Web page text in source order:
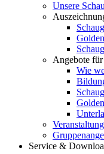
Unsere
Angebote für
Wie
Service &